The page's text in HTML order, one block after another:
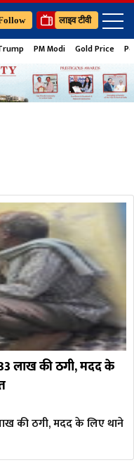
लाइव टीवी
PM Modi Gold Price
33 लाख की ठगी, मदद के
की ठगी, मदद के लिए थाने